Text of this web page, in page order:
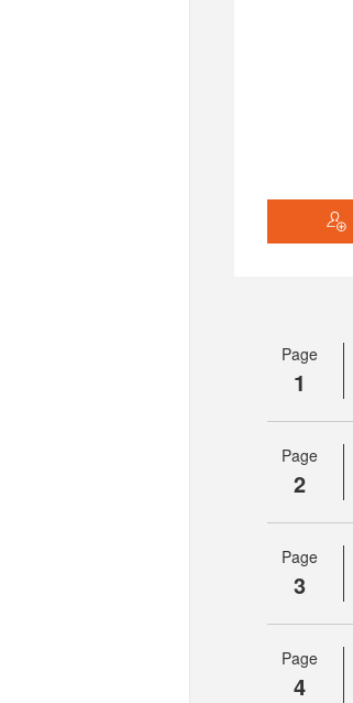
Page
1
Page
2
Page
3
Page
4